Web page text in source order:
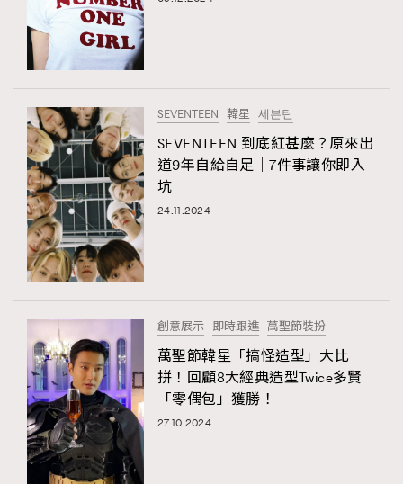
TRENDING
AFrenchMind
EmpowerF
FashionWeek
SEVENTEEN 韓星 세븐틴
SEVENTEEN 到底紅甚麼？原來出
道9年自給自足｜7件事讓你即入
坑
24.11.2024
創意展示 即時跟進 萬聖節裝扮
萬聖節韓星「搞怪造型」大比
拼！回顧8大經典造型Twice多賢
「零偶包」獲勝！
27.10.2024